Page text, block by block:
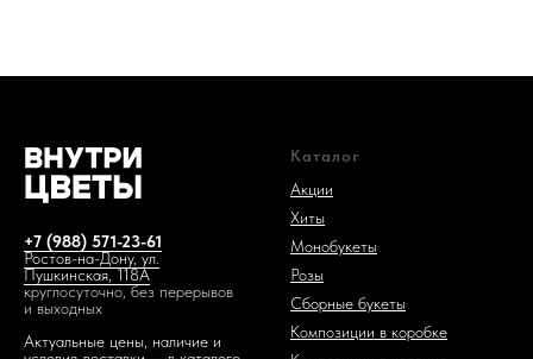
+7 (988) 571-23-61
Ростов-на-Дону, ул.
Пушкинская, 118А
круглосуточно, без перерывов
и выходных
Актуальные цены, наличие и
Каталог
Акции
Хиты
Монобукеты
Розы
Сборные букеты
Композиции в коробке